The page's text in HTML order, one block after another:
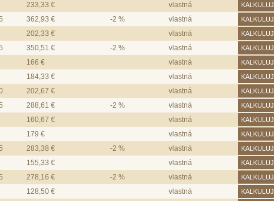
233,33 € vlastná KALKULUJ
362,93 € -2 % vlastná KALKULUJ
202,33 € vlastná KALKULUJ
350,51 € -2 % vlastná KALKULUJ
166 € vlastná KALKULUJ
184,33 € vlastná KALKULUJ
202,67 € vlastná KALKULUJ
288,61 € -2 % vlastná KALKULUJ
160,67 € vlastná KALKULUJ
179 € vlastná KALKULUJ
283,38 € -2 % vlastná KALKULUJ
155,33 € vlastná KALKULUJ
278,16 € -2 % vlastná KALKULUJ
128,50 € vlastná KALKULUJ